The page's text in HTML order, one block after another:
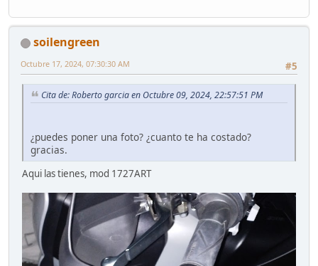
soilengreen
#5
Octubre 17, 2024, 07:30:30 AM
Cita de: Roberto garcia en Octubre 09, 2024, 22:57:51 PM
¿puedes poner una foto? ¿cuanto te ha costado?
gracias.
Aqui las tienes, mod 1727ART